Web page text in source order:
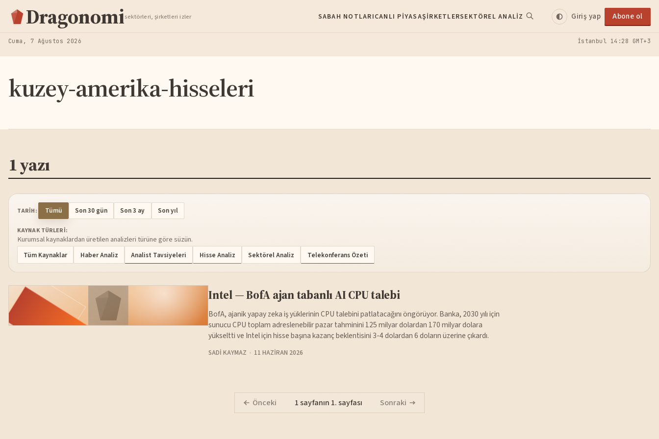
Dragonomisektörleri, şirketleri izler SABAH NOTLARICANLI PIYASAŞIRKETLERSEKTÖREL ANALIZ Giriş yap Abone ol
Cuma, 7 Ağustos 2026 İstanbul 14:28 GMT+3
kuzey-amerika-hisseleri
1 yazı
TARIH: Tümü Son 30 gün Son 3 ay Son yıl
KAYNAK TÜRLERI:
Kurumsal kaynaklardan üretilen analizleri türüne göre süzün.
Tüm Kaynaklar Haber Analiz Analist Tavsiyeleri Hisse Analiz Sektörel Analiz Telekonferans Özeti
Intel — BofA ajan tabanlı AI CPU talebi
BofA, ajanik yapay zeka iş yüklerinin CPU talebini patlatacağını öngörüyor. Banka, 2030 yılı için
sunucu CPU toplam adreslenebilir pazar tahminini 125 milyar dolardan 170 milyar dolara
yükseltti ve Intel için hisse başına kazanç beklentisini 3-4 dolardan 6 doların üzerine çıkardı.
SADI KAYMAZ 11 HAZIRAN 2026
Önceki 1 sayfanın 1. sayfası Sonraki